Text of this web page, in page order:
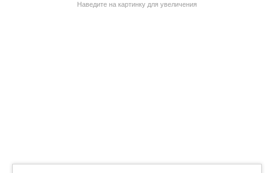
Наведите на картинку для увеличения